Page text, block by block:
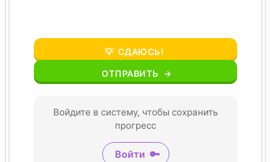
💡 СДАЮСЬ!
ОТПРАВИТЬ →
Войдите в систему, чтобы сохранить
прогресс
Войти 🔑